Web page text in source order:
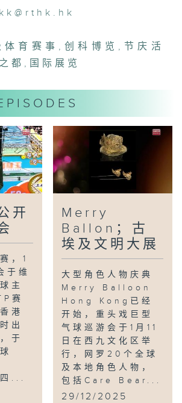
体育赛事 , 创科博览 , 节庆活
都 , 国际展览
开
，1
于维
主
赛
港
出
于
...
Merry
Ballon；古
埃及文明大展
大型角色人物庆典
Merry Balloon
Hong Kong已经
开始，重头戏巨型
气球巡游会于1月11
日在西九文化区举
行，网罗20个全球
及本地角色人物，
包括Care Bear...
29/12/2025